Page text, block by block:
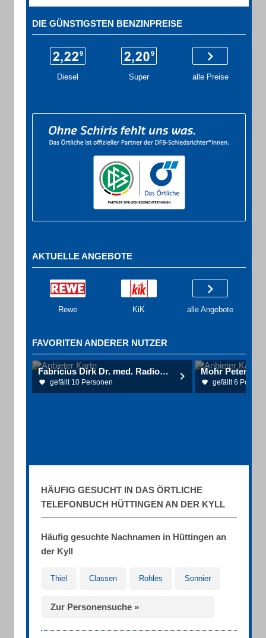
DIE GÜNSTIGSTEN BENZINPREISE
Diesel Super alle Preise
AKTUELLE ANGEBOTE
Rewe KiK alle Angebote
FAVORITEN ANDERER NUTZER
Fabricius Dirk Dr. med. Radiologe
gefällt 10 Personen gefällt 6
HÄUFIG GESUCHT IN DAS ÖRTLICHE
TELEFONBUCH HÜTTINGEN AN DER KYLL
Häufig gesuchte Nachnamen in Hüttingen an
der Kyll
Thiel Classen Rohles Sonnier
Zur Personensuche »